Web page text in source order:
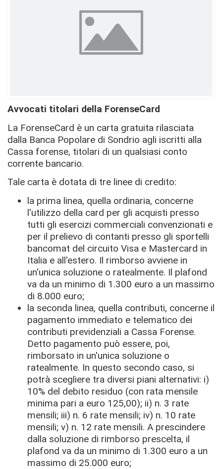
Avvocati titolari della ForenseCard
La ForenseCard è un carta gratuita rilasciata
dalla Banca Popolare di Sondrio agli iscritti alla
Cassa forense, titolari di un qualsiasi conto
corrente bancario.
Tale carta è dotata di tre linee di credito:
la prima linea, quella ordinaria, concerne
l'utilizzo della card per gli acquisti presso
tutti gli esercizi commerciali convenzionati e
per il prelievo di contanti presso gli sportelli
bancomat del circuito Visa e Mastercard in
Italia e all'estero. Il rimborso avviene in
un'unica soluzione o ratealmente. Il plafond
va da un minimo di 1.300 euro a un massimo
di 8.000 euro;
la seconda linea, quella contributi, concerne il
pagamento immediato e telematico dei
contributi previdenziali a Cassa Forense.
Detto pagamento può essere, poi,
rimborsato in un'unica soluzione o
ratealmente. In questo secondo caso, si
potrà scegliere tra diversi piani alternativi: i)
10% del debito residuo (con rata mensile
minima pari a euro 125,00); ii) n. 3 rate
mensili; iii) n. 6 rate mensili; iv) n. 10 rate
mensili; v) n. 12 rate mensili. A prescindere
dalla soluzione di rimborso prescelta, il
plafond va da un minimo di 1.300 euro a un
massimo di 25.000 euro;